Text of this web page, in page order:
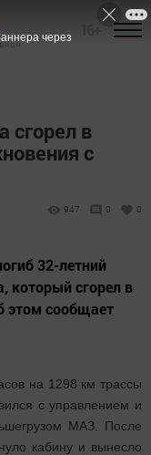
сгорел в
с
947 0 0
32-летний
который сгорел в
этом сообщает
на 1298 км трассы
с управлением и
МАЗ. После
кабину и вынесло
через